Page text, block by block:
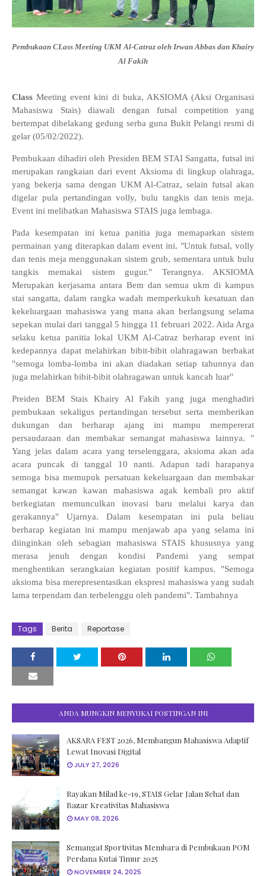
Pembukaan CLass Meeting UKM Al-Catraz oleh Irwan Abbas dan Khairy
Al Fakih
Class Meeting event kini di buka, AKSIOMA (Aksi Organisasi
Mahasiswa Stais) diawali dengan futsal competition yang
bertempat dibelakang gedung serba guna Bukit Pelangi resmi di
gelar (05/02/2022).
Pembukaan dihadiri oleh Presiden BEM STAI Sangatta, futsal ini
merupakan rangkaian dari event Aksioma di lingkup olahraga,
yang bekerja sama dengan UKM Al-Catraz, selain futsal akan
digelar pula pertandingan volly, bulu tangkis dan tenis meja.
Event ini melibatkan Mahasiswa STAIS juga lembaga.
Pada kesempatan ini ketua panitia juga memaparkan sistem
permainan yang diterapkan dalam event ini. "Untuk futsal, volly
dan tenis meja menggunakan sistem grub, sementara untuk bulu
tangkis memakai sistem gugur." Terangnya. AKSIOMA
Merupakan kerjasama antara Bem dan semua ukm di kampus
stai sangatta, dalam rangka wadah memperkukuh kesatuan dan
kekeluargaan mahasiswa yang mana akan berlangsung selama
sepekan mulai dari tanggal 5 hingga 11 februari 2022. Aida Arga
selaku ketua panitia lokal UKM Al-Catraz berharap event ini
kedepannya dapat melahirkan bibit-bibit olahragawan berbakat
"semoga lomba-lomba ini akan diadakan setiap tahunnya dan
juga melahirkan bibit-bibit olahragawan untuk kancah luar"
Preiden BEM Stais Khairy Al Fakih yang juga menghadiri
pembukaan sekaligus pertandingan tersebut serta memberikan
dukungan dan berharap ajang ini mampu mempererat
persaudaraan dan membakar semangat mahasiswa lainnya. "
Yang jelas dalam acara yang terselenggara, aksioma akan ada
acara puncak di tanggal 10 nanti. Adapun tadi harapanya
semoga bisa memupuk persatuan kekeluargaan dan membakar
semangat kawan kawan mahasiswa agak kembali pro aktif
berkegiatan memunculkan inovasi baru melalui karya dan
gerakannya" Ujarnya. Dalam kesempatan ini pula beliau
berharap kegiatan ini mampu menjawab apa yang selama ini
diinginkan oleh sebagian mahasiswa STAIS khususnya yang
merasa jenuh dengan kondisi Pandemi yang sempat
menghentikan serangkaian kegiatan positif kampus. "Semoga
aksioma bisa merepresentasikan ekspresi mahasiswa yang sudah
lama terpendam dan terbelenggu oleh pandemi". Tambahnya
Tags Berita Reportase
ANDA MUNGKIN MENYUKAI POSTINGAN INI
AKSARA FEST 2026, Membangun Mahasiswa Adaptif
Lewat Inovasi Digital
JULY 27, 2026
Rayakan Milad ke-19, STAIS Gelar Jalan Sehat dan
Bazar Kreativitas Mahasiswa
MAY 08, 2026
Semangat Sportivitas Membara di Pembukaan POM
Perdana Kutai Timur 2025
NOVEMBER 24, 2025